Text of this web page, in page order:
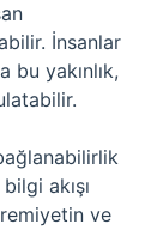
İnsanlar
bu yakınlık,
akışı
ve